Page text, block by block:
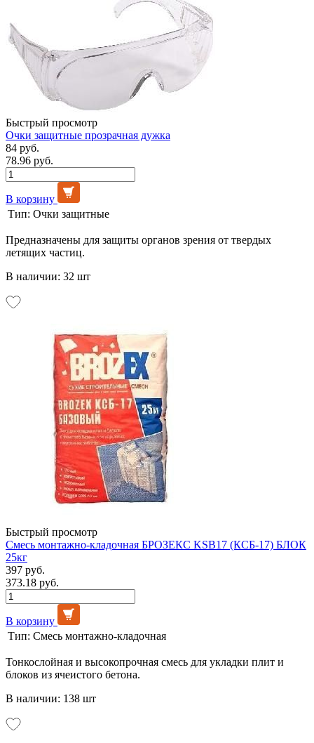
Быстрый просмотр
Очки защитные прозрачная дужка
84 руб.
78.96 руб.
В корзину
Тип: Очки защитные
Предназначены для защиты органов зрения от твердых
летящих частиц.
В наличии: 32 шт
Быстрый просмотр
Смесь монтажно-кладочная БРОЗЕКС KSB17 (КСБ-17) БЛОК
25кг
397 руб.
373.18 руб.
В корзину
Тип: Смесь монтажно-кладочная
Тонкослойная и высокопрочная смесь для укладки плит и
блоков из ячеистого бетона.
В наличии: 138 шт